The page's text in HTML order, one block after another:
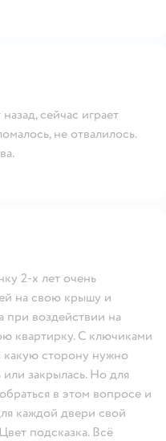
сейчас играет
не отвалилось.
2-х лет очень
на свою крышу и
при воздействии на
квартирку. С ключиками
какую сторону нужно
закрылась. Но для
в этом вопросе и
каждой двери свой
подсказка. Всё